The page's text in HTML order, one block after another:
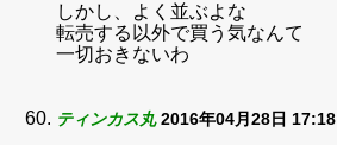
しかし、よく並ぶよな
転売する以外で買う気なんて
一切おきないわ
ティンカス丸 2016年04月28日 17:18